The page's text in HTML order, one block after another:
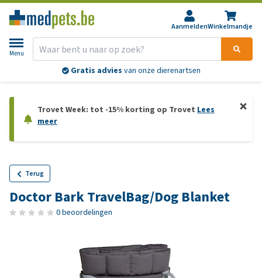
AanmeldenWinkelmandje
Menu
Gratis advies van onze dierenartsen
Trovet Week: tot -15% korting op Trovet Lees
meer
Terug
Doctor Bark TravelBag/Dog Blanket
0 beoordelingen